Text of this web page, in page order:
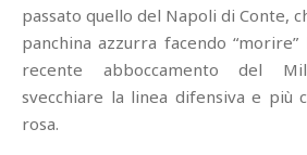
passato quello del Napoli di Conte,
panchina azzurra facendo
recente abboccamento del
svecchiare la linea difensiva e più
rosa.